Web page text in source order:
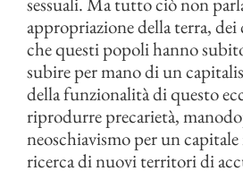
appropriazione della terra,
che questi popoli hanno
subire per mano di un
della funzionalità di questo
riprodurre precarietà,
neoschiavismo per un
ricerca di nuovi territori di